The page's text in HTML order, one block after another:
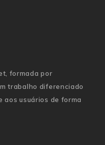
formada por
trabalho diferenciado
aos usuários de forma